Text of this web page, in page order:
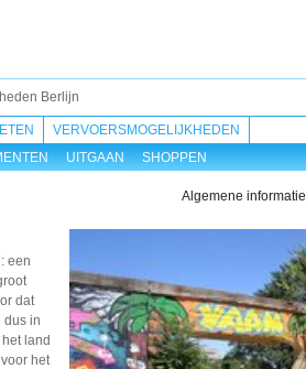
Berlijn
UITGAAN SHOPPEN
VERVOERSMOGELIJKHEDEN
een
dat
dus in
land
het
Algemene informatie